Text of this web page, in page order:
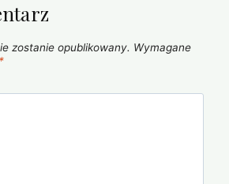
zostanie opublikowany. Wymagane
*